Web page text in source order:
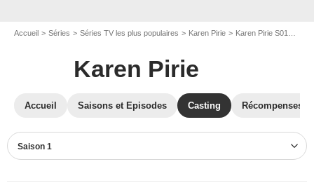
Accueil Séries Séries TV les plus populaires Karen Pirie Karen Pirie S01
Karen Pirie
Accueil Saisons et Episodes Casting Récompenses
Saison 1